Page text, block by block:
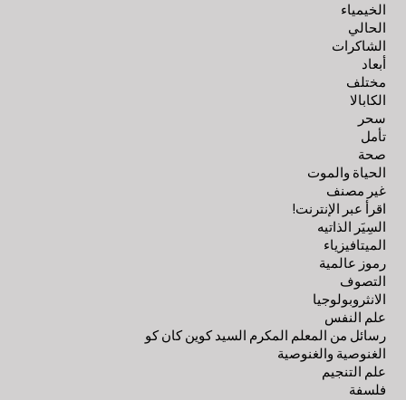
الخيمياء
الحالي
الشاكرات
أبعاد
مختلف
الكابالا
سحر
تأمل
صحة
الحياة والموت
غير مصنف
اقرأ عبر الإنترنت!
السِيَر الذاتيه
الميتافيزياء
رموز عالمية
التصوف
الانثروبولوجيا
علم النفس
رسائل من المعلم المكرم السيد كوين كان كو
الغنوصية والغنوصية
علم التنجيم
فلسفة